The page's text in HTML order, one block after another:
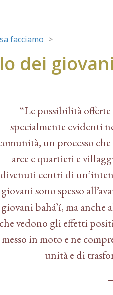
facciamo
dei giovani
“Le possibilità
specialmente evidenti
un processo
aree e quartieri e
divenuti centri di
giovani sono spesso
giovani bahá’í, ma anche
che vedono gli effetti
messo in moto e ne
unità e di